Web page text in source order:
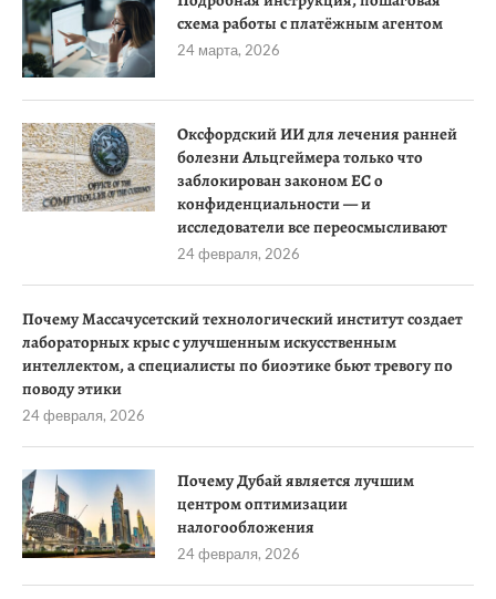
схема работы с платёжным агентом
24 марта, 2026
Оксфордский ИИ для лечения ранней
болезни Альцгеймера только что
заблокирован законом ЕС о
конфиденциальности — и
исследователи все переосмысливают
24 февраля, 2026
Почему Массачусетский технологический институт создает
лабораторных крыс с улучшенным искусственным
интеллектом, а специалисты по биоэтике бьют тревогу по
поводу этики
24 февраля, 2026
Почему Дубай является лучшим
центром оптимизации
налогообложения
24 февраля, 2026